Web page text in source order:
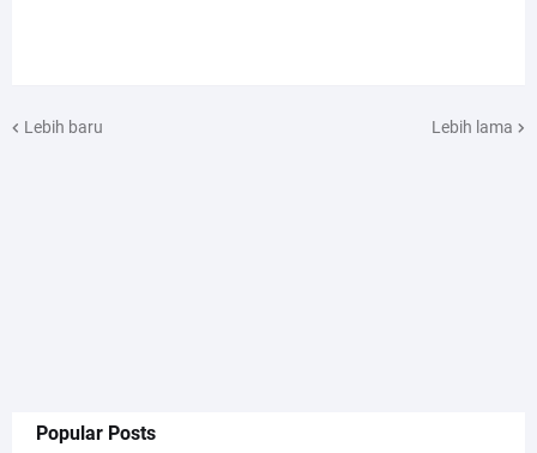
Popular Posts
Lebih baru Lebih lama